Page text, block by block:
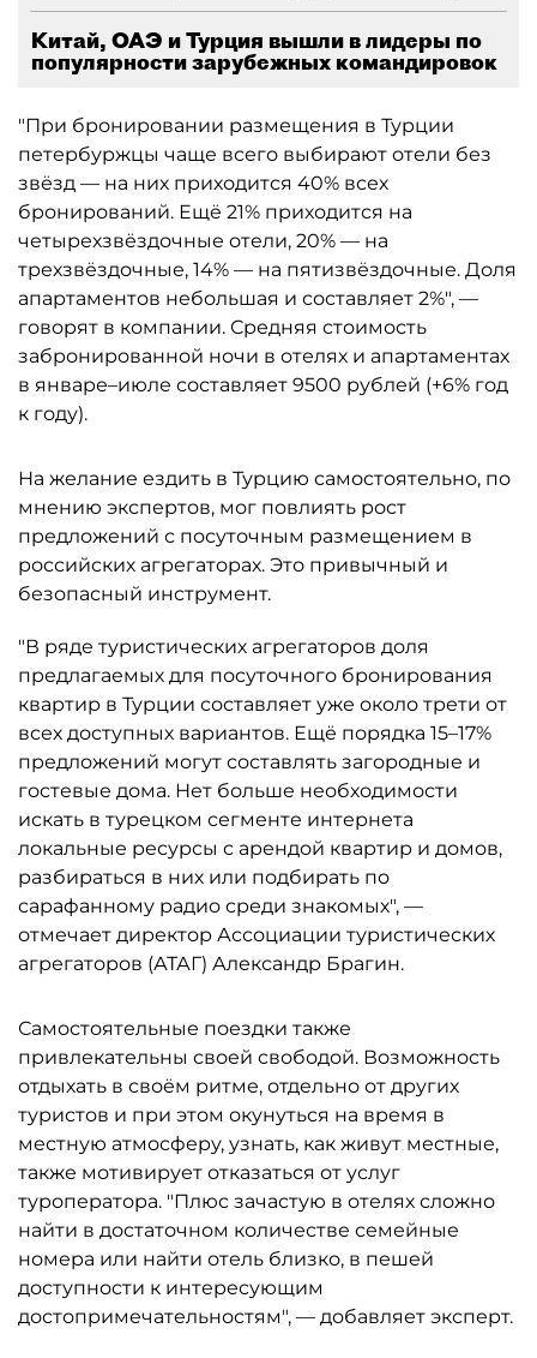
Китай, ОАЭ и Турция вышли в лидеры по
популярности зарубежных командировок
"При бронировании размещения в Турции
петербуржцы чаще всего выбирают отели без
звёзд — на них приходится 40% всех
бронирований. Ещё 21% приходится на
четырехзвёздочные отели, 20% — на
трехзвёздочные, 14% — на пятизвёздочные. Доля
апартаментов небольшая и составляет 2%", —
говорят в компании. Средняя стоимость
забронированной ночи в отелях и апартаментах
в январе–июле составляет 9500 рублей (+6% год
к году).
На желание ездить в Турцию самостоятельно, по
мнению экспертов, мог повлиять рост
предложений с посуточным размещением в
российских агрегаторах. Это привычный и
безопасный инструмент.
"В ряде туристических агрегаторов доля
предлагаемых для посуточного бронирования
квартир в Турции составляет уже около трети от
всех доступных вариантов. Ещё порядка 15–17%
предложений могут составлять загородные и
гостевые дома. Нет больше необходимости
искать в турецком сегменте интернета
локальные ресурсы с арендой квартир и домов,
разбираться в них или подбирать по
сарафанному радио среди знакомых", —
отмечает директор Ассоциации туристических
агрегаторов (АТАГ) Александр Брагин.
Самостоятельные поездки также
привлекательны своей свободой. Возможность
отдыхать в своём ритме, отдельно от других
туристов и при этом окунуться на время в
местную атмосферу, узнать, как живут местные,
также мотивирует отказаться от услуг
туроператора. "Плюс зачастую в отелях сложно
найти в достаточном количестве семейные
номера или найти отель близко, в пешей
доступности к интересующим
достопримечательностям", — добавляет эксперт.